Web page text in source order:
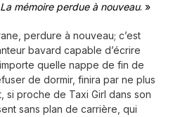
mémoire perdue à nouveau. »
perdure à nouveau; c’est
bavard capable d’écrire
quelle nappe de fin de
de dormir, finira par ne plus
si proche de Taxi Girl dans son
sans plan de carrière, qui